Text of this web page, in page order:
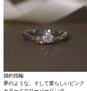
婚約指輪
夢のような、そして愛らしいピンク